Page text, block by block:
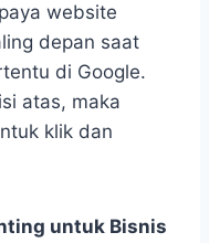
website
depan saat
di Google.
atas, maka
klik dan
untuk Bisnis